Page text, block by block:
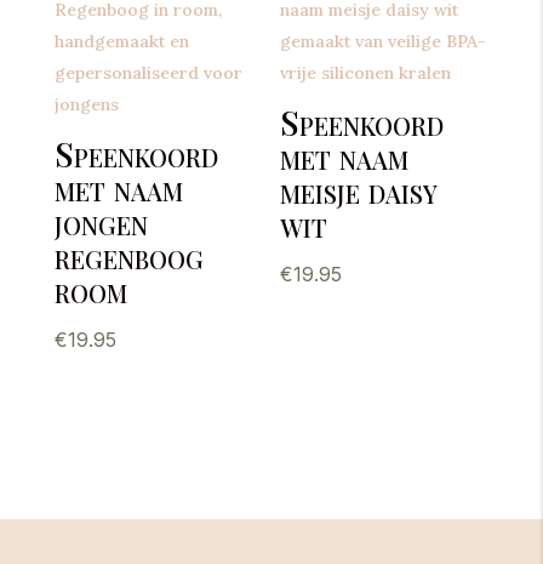
Speenkoord
met naam
jongen
regenboog
room
€19.95
Speenkoord
met naam
meisje daisy
wit
€19.95